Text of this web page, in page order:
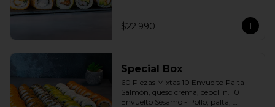
Pollo, queso crema, cebollín. 10 Panko
- Camarón, queso crema, cebollín
$22.990
Special Box
60 Piezas Mixtas 10 Envuelto Palta -
Salmón, queso crema, cebollín. 10
Envuelto Sésamo - Pollo, palta,